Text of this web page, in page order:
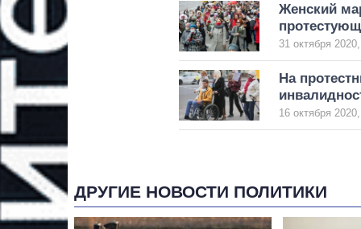
Женский
31 октября
На
16 октября
ДРУГИЕ НОВОСТИ ПОЛИТИКИ